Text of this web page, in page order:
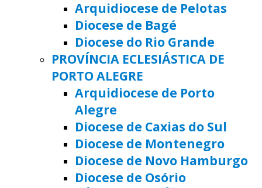
Arquidiocese de Pelotas
Diocese de Bagé
Diocese do Rio Grande
PROVÍNCIA ECLESIÁSTICA DE
PORTO ALEGRE
Arquidiocese de Porto
Alegre
Diocese de Caxias do Sul
Diocese de Montenegro
Diocese de Novo Hamburgo
Diocese de Osório